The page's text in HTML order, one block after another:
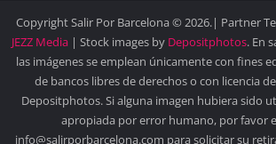
Copyright Salir Por Barcelona © 2026.| Partner
JEZZ Media | Stock images by Depositphotos. En
las imágenes se emplean únicamente con fines
de bancos libres de derechos o con licencia
Depositphotos. Si alguna imagen hubiera sido
apropiada por error humano, por favor
info@salirporbarcelona.com para solicitar su